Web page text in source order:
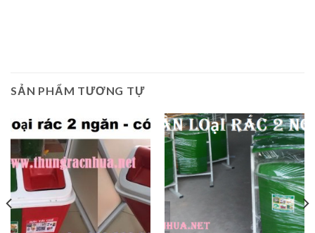
SẢN PHẨM TƯƠNG TỰ